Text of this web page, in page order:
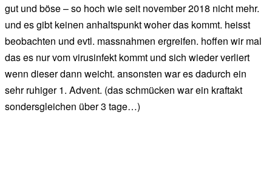
gut und böse – so hoch wie seit november 2018 nicht mehr.
und es gibt keinen anhaltspunkt woher das kommt. heisst
beobachten und evtl. massnahmen ergreifen. hoffen wir mal
das es nur vom virusinfekt kommt und sich wieder verliert
wenn dieser dann weicht. ansonsten war es dadurch ein
sehr ruhiger 1. Advent. (das schmücken war ein kraftakt
sondersgleichen über 3 tage…)